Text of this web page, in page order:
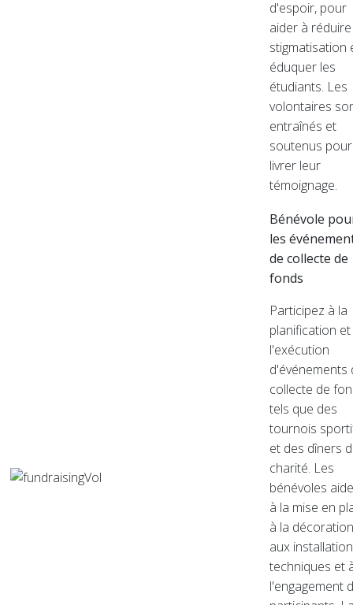
d'espoir, pour
aider à
stigmatisation
éduquer les
étudiants. Les
volontaires
entraînés et
soutenus pour
livrer leur
témoignage.
Bénévole
les
de collecte de
fonds
Participez à la
planification
l'exécution
d'événements
collecte de
tels que des
tournois
et des dîners
charité. Les
bénévoles
à la mise en
à la
aux
techniques et
l'engagement